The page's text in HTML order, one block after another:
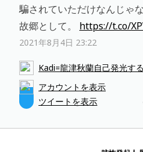
騙されていただけなんじゃ
故郷として。 https://t.co/
2021年8月4日 23:22
Kadi=龍津秋蘭自己発光す
アカウントを表示
ツイートを表示